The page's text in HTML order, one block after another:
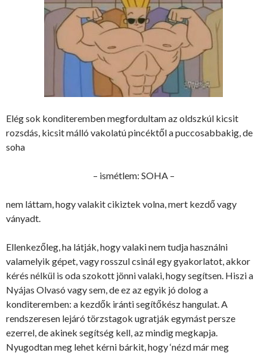
Elég sok konditeremben megfordultam az oldszkúl kicsit
rozsdás, kicsit málló vakolatú pincéktől a puccosabbakig, de
soha
– ismétlem: SOHA –
nem láttam, hogy valakit cikiztek volna, mert kezdő vagy
ványadt.
Ellenkezőleg, ha látják, hogy valaki nem tudja használni
valamelyik gépet, vagy rosszul csinál egy gyakorlatot, akkor
kérés nélkül is oda szokott jönni valaki, hogy segítsen. Hiszi a
Nyájas Olvasó vagy sem, de ez az egyik jó dolog a
konditeremben: a kezdők iránti segítőkész hangulat. A
rendszeresen lejáró törzstagok ugratják egymást persze
ezerrel, de akinek segítség kell, az mindig megkapja.
Nyugodtan meg lehet kérni bárkit, hogy ‘nézd már meg